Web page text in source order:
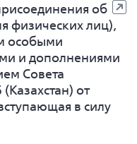
об
физических лиц),
особыми
и дополнениями
Совета
от
в силу